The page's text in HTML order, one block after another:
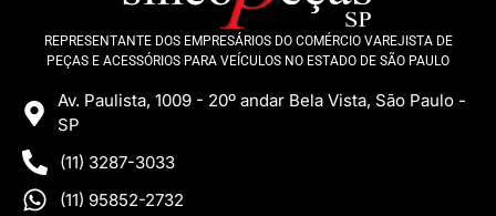
REPRESENTANTE DOS EMPRESÁRIOS DO COMÉRCIO VAREJISTA DE
PEÇAS E ACESSÓRIOS PARA VEÍCULOS NO ESTADO DE SÃO PAULO
Av. Paulista, 1009 - 20º andar Bela Vista, São Paulo -
SP
(11) 3287-3033
(11) 95852-2732